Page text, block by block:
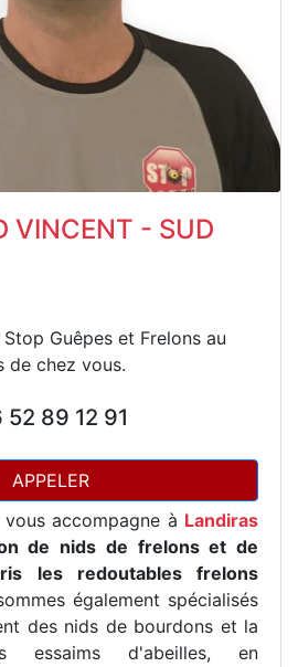
VINCENT - SUD
Guêpes et Frelons au
de chez vous.
52 89 12 91
APPELER
vous accompagne à Landiras
de nids de frelons et de
les redoutables frelons
également spécialisés
des nids de bourdons et la
essaims d'abeilles, en